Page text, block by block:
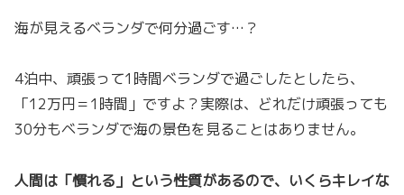
海が見えるベランダで何分過ごす…？
4泊中、頑張って1時間ベランダで過ごしたとしたら、
「12万円＝1時間」ですよ？実際は、どれだけ頑張っても
30分もベランダで海の景色を見ることはありません。
人間は「慣れる」という性質があるので、いくらキレイな